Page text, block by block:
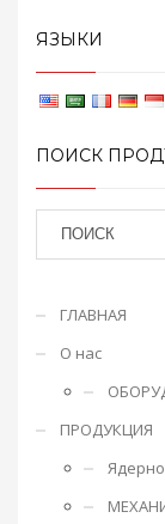
ЯЗЫКИ
ПОИСК
ГЛАВНАЯ
О нас
ПРОДУКЦИЯ